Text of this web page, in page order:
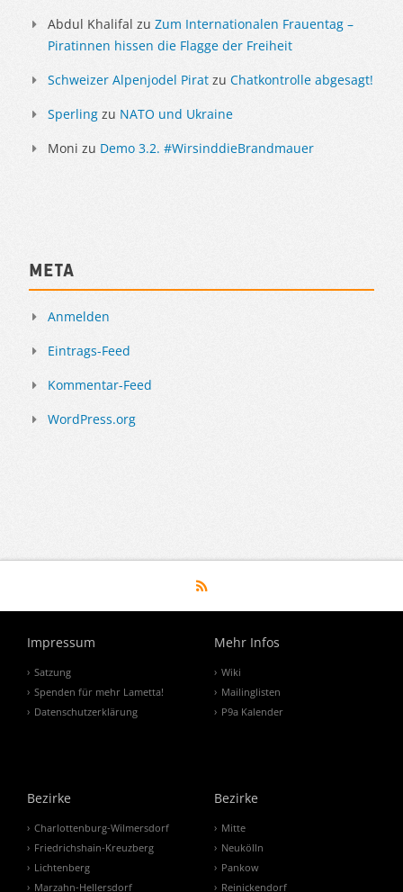
Abdul Khalifal zu Zum Internationalen Frauentag –
Piratinnen hissen die Flagge der Freiheit
Schweizer Alpenjodel Pirat zu Chatkontrolle abgesagt!
Sperling zu NATO und Ukraine
Moni zu Demo 3.2. #WirsinddieBrandmauer
Meta
Anmelden
Eintrags-Feed
Kommentar-Feed
WordPress.org
Impressum
Satzung
Spenden für mehr Lametta!
Datenschutzerklärung
Mehr Infos
Wiki
Mailinglisten
P9a Kalender
Bezirke
Charlottenburg-Wilmersdorf
Friedrichshain-Kreuzberg
Lichtenberg
Marzahn-Hellersdorf
Bezirke
Mitte
Neukölln
Pankow
Reinickendorf